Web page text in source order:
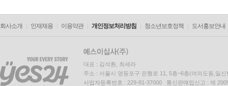
회사소개 인재채용 이용약관 개인정보처리방침 청소년보호정책 도서홍보안내
대표 : 김석환, 최세라
주소 : 서울시 영등포구 은행로 11, 5층~6층(여의도동,일신
사업자등록번호 : 229-81-37000 통신판매업신고 : 제